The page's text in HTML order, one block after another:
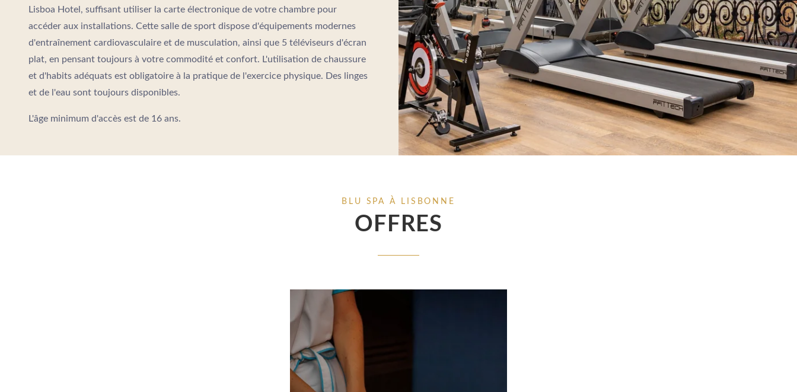
Lisboa Hotel, suffisant utiliser la carte électronique de votre chambre pour
accéder aux installations. Cette salle de sport dispose d'équipements modernes
d'entraînement cardiovasculaire et de musculation, ainsi que 5 téléviseurs d'écran
plat, en pensant toujours à votre commodité et confort. L'utilisation de chaussure
et d'habits adéquats est obligatoire à la pratique de l'exercice physique. Des linges
et de l'eau sont toujours disponibles.
L'âge minimum d'accès est de 16 ans.
BLU SPA À LISBONNE
OFFRES